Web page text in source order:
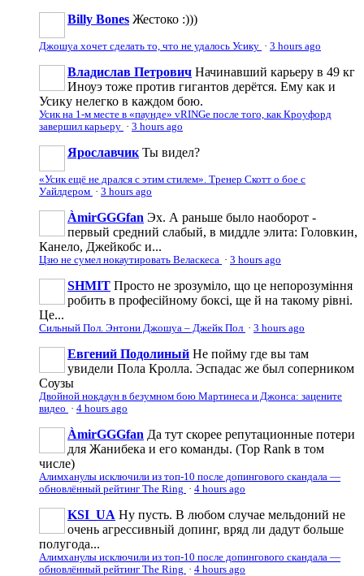
Billy Bones Жестоко :)))
Джошуа хочет сделать то, что не удалось Усику · 3 hours ago
Владислав Петрович Начинавший карьеру в 49 кг
Иноуэ тоже против гигантов дерётся. Ему как и
Усику нелегко в каждом бою.
Усик на 1-м месте в «паунде» vRINGe после того, как Кроуфорд
завершил карьеру · 3 hours ago
Ярославчик Ты видел?
«Усик ещё не дрался с этим стилем». Тренер Скотт о бое с
Уайлдером · 3 hours ago
ÀmirGGGfan Эх. А раньше было наоборот -
первый средний слабый, в миддле элита: Головкин,
Канело, Джейкобс и...
Цзю не сумел нокаутировать Веласкеса · 3 hours ago
SHMIT Просто не зрозуміло, що це непорозуміння
робить в професійному боксі, ще й на такому рівні.
Це...
Сильный Пол. Энтони Джошуа – Джейк Пол · 3 hours ago
Евгений Подолиный Не пойму где вы там
увидели Пола Кролла. Эспадас же был соперником
Соузы
Двойной нокдаун в безумном бою Мартинеса и Джонса: зацените
видео · 4 hours ago
ÀmirGGGfan Да тут скорее репутационные потери
для Жанибека и его команды. (Top Rank в том
числе)
Алимханулы исключили из топ-10 после допингового скандала —
обновлённый рейтинг The Ring · 4 hours ago
KSI_UA Ну пусть. В любом случае мельдоний не
очень агрессивньій допинг, вряд ли дадут больше
полугода...
Алимханулы исключили из топ-10 после допингового скандала —
обновлённый рейтинг The Ring · 4 hours ago